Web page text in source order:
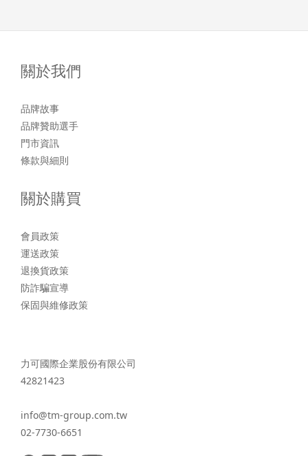
關於我們
品牌故事
品牌贊助選手
門市資訊
條款與細則
關於購買
會員政策
運送政策
退換貨政策
防詐騙宣導
保固與維修政策
力可國際企業股份有限公司
42821423
info@tm-group.com.tw
02-7730-6651